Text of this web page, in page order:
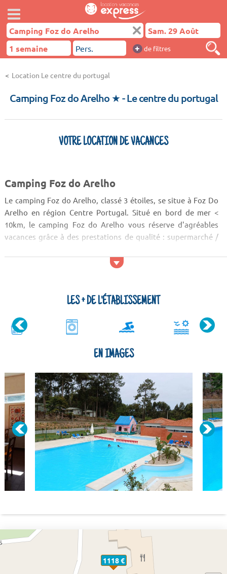
+ de filtres
Location Le centre du portugal
Camping Foz do Arelho ★- Le centre du portugal
VOTRE LOCATION DE VACANCES
Camping Foz do Arelho
Le camping Foz do Arelho, classé 3 étoiles, se situe à Foz Do
Arelho en région Centre Portugal. Situé en bord de mer <
10km, le camping Foz do Arelho vous réserve d'agréables
vacances grâce à des prestations de qualité : supermarché /
découvrir la région Centre Portugal, vous serez charmé par la
LES + DE L'ÉTABLISSEMENT
EN IMAGES
1118 €